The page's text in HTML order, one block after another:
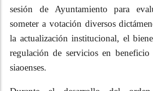
sesión de Ayuntamiento para
someter a votación diversos
la actualización institucional, el
regulación de servicios en
siaoenses.